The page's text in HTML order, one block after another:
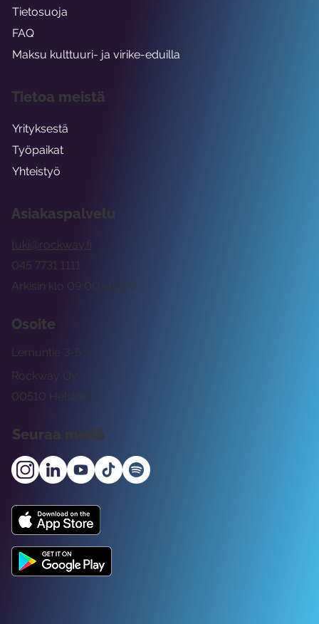
Asiakaspalvelu
tuki@rockway.fi
Arkisin klo 09:00 -15:00
045 7731 1111
Osoite
Rockway Oy
Lemuntie 3-5
00510 Helsinki
Seuraa meitä
Tietosuoja
FAQ
Maksu kulttuuri- ja virike-eduilla
Tietoa meistä
Yrityksestä
Työpaikat
Yhteistyö